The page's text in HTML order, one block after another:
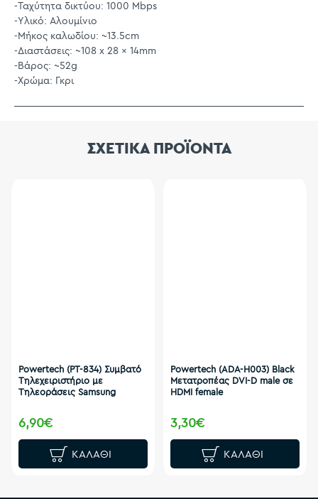
-Ταχύτητα δικτύου: 1000 Mbps
-Υλικό: Αλουμίνιο
-Μήκος καλωδίου: ~13.5cm
-Διαστάσεις: ~108 x 28 x 14mm
-Βάρος: ~52g
-Χρώμα: Γκρι
ΣΧΕΤΙΚΑ ΠΡΟΪΟΝΤΑ
Powertech (PT-834) Συμβατό
Τηλεχειριστήριο με
Τηλεοράσεις Samsung
6,90€
ΚΑΛΆΘΙ
Powertech (ADA-H003) Black
Μετατροπέας DVI-D male σε
HDMI female
3,30€
ΚΑΛΆΘΙ